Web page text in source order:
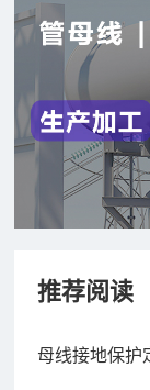
推荐阅读
母线接地保护